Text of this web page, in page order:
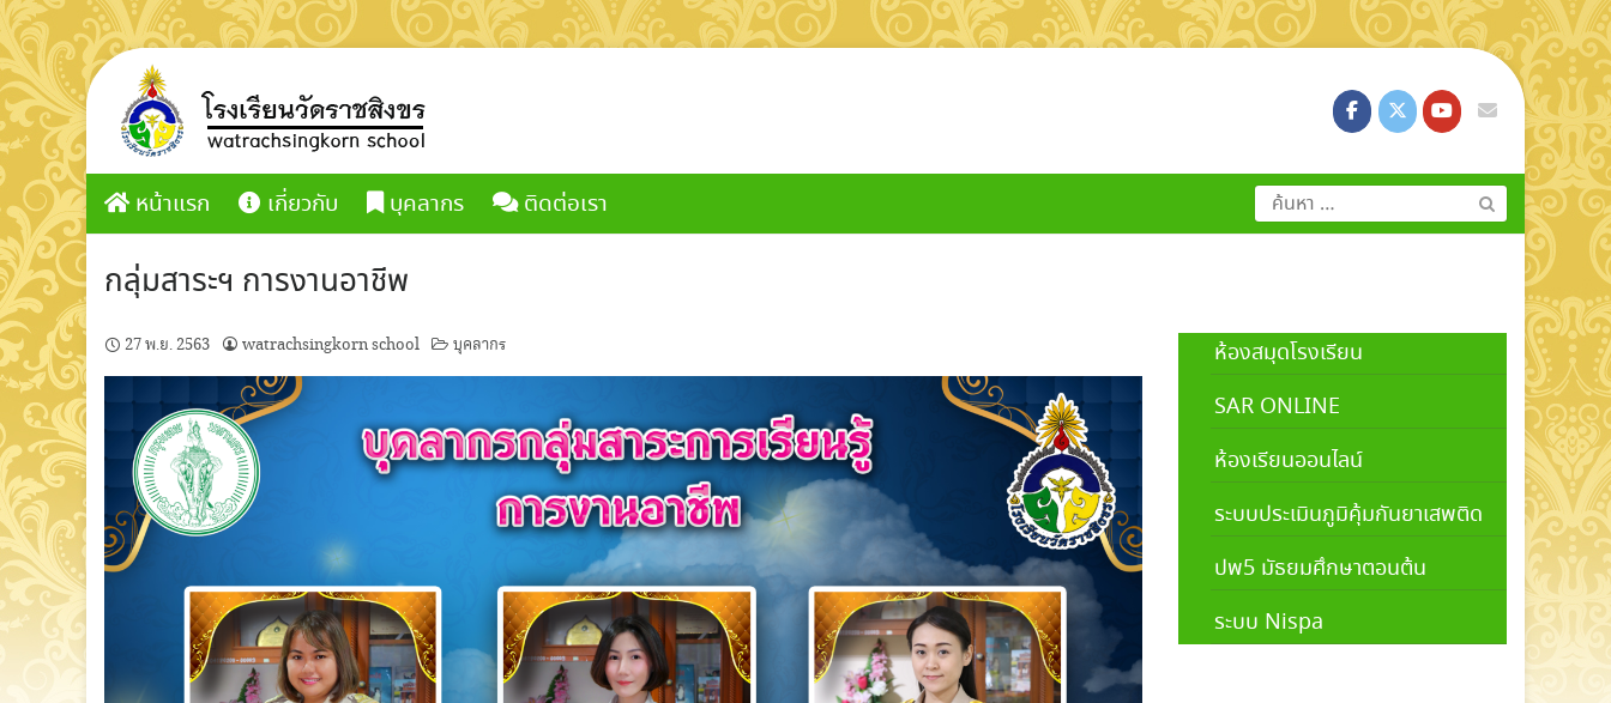
Skip
to
content
หน้าแรก เกี่ยวกับ บุคลากร ติดต่อเรา
ค้นหา
สำหรับ:
กลุ่มสาระฯ การงานอาชีพ
27 พ.ย. 2563 watrachsingkorn school บุคลากร
ห้องสมุดโรงเรียน
SAR ONLINE
ห้องเรียนออนไลน์
ระบบประเมินภูมิคุ้มกันยาเสพติด
ปพ5 มัธยมศึกษาตอนต้น
ระบบ Nispa